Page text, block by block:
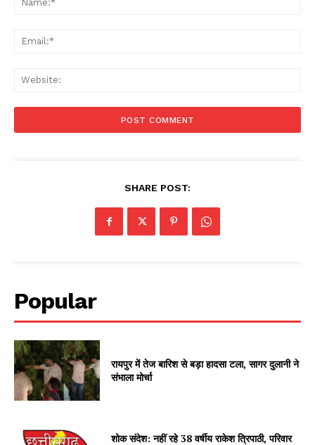
SHARE POST:
Popular
रायपुर में तेज बारिश से बड़ा हादसा टला, सागर दुलानी ने
संभाला मोर्चा
शोक संदेश: नहीं रहे 38 वर्षीय राकेश त्रिपाठी, परिवार